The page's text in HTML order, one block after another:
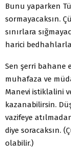
Bunu yaparken
sormayacaksın.
sınırlara
harici
Sen şerri bahane
muhafaza ve
Manevi istiklalini
kazanabilirsin.
vazifeye
diye soracaksın.
olabilir.)